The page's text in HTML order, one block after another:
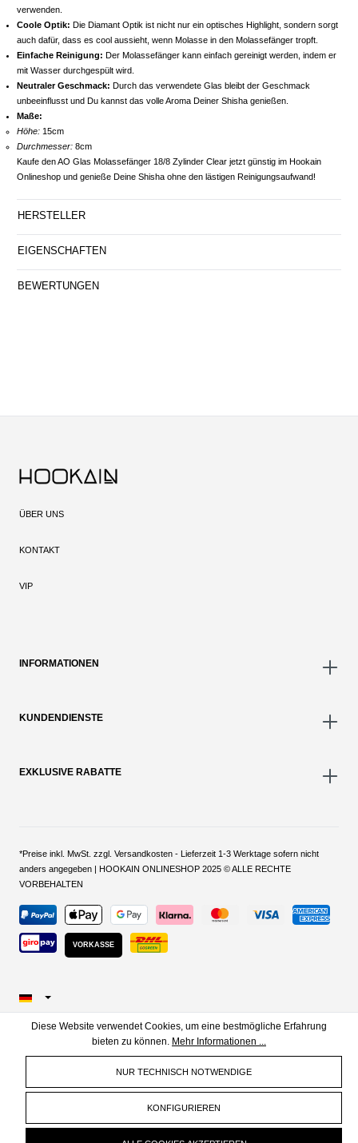
verwenden.
Coole Optik: Die Diamant Optik ist nicht nur ein optisches Highlight, sondern sorgt
auch dafür, dass es cool aussieht, wenn Molasse in den Molassefänger tropft.
Einfache Reinigung: Der Molassefänger kann einfach gereinigt werden, indem er
mit Wasser durchgespült wird.
Neutraler Geschmack: Durch das verwendete Glas bleibt der Geschmack
unbeeinflusst und Du kannst das volle Aroma Deiner Shisha genießen.
Maße:
Höhe: 15cm
Durchmesser: 8cm
Kaufe den AO Glas Molassefänger 18/8 Zylinder Clear jetzt günstig im Hookain
Onlineshop und genieße Deine Shisha ohne den lästigen Reinigungsaufwand!
HERSTELLER
EIGENSCHAFTEN
BEWERTUNGEN
ÜBER UNS
KONTAKT
VIP
INFORMATIONEN
KUNDENDIENSTE
EXKLUSIVE RABATTE
*Preise inkl. MwSt. zzgl. Versandkosten - Lieferzeit 1-3 Werktage sofern nicht
anders angegeben | HOOKAIN ONLINESHOP 2025 © ALLE RECHTE
VORBEHALTEN
VORKASSE
Diese Website verwendet Cookies, um eine bestmögliche Erfahrung
bieten zu können. Mehr Informationen ...
NUR TECHNISCH NOTWENDIGE
KONFIGURIEREN